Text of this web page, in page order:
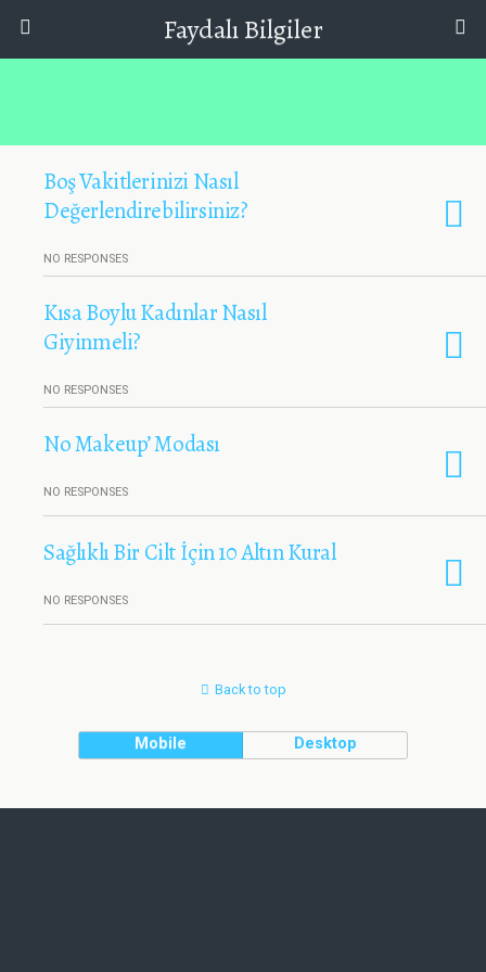
Faydalı Bilgiler
Boş Vakitlerinizi Nasıl
Değerlendirebilirsiniz?
NO RESPONSES
Kısa Boylu Kadınlar Nasıl
Giyinmeli?
NO RESPONSES
No Makeup’ Modası
NO RESPONSES
Sağlıklı Bir Cilt İçin 10 Altın Kural
NO RESPONSES
Back to top
Mobile Desktop